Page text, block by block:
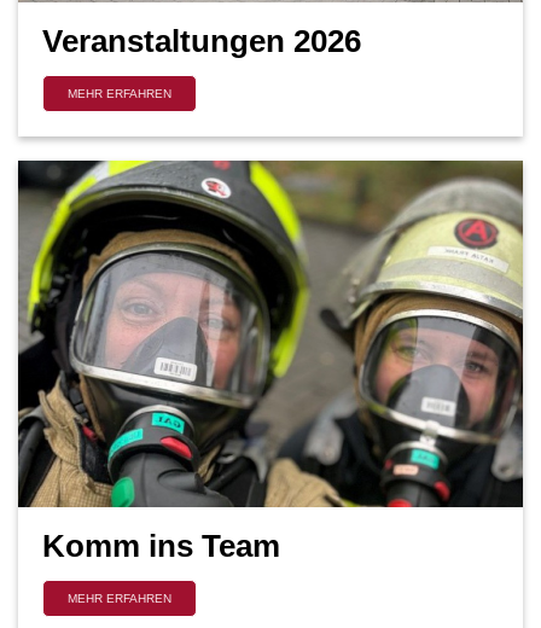
Veranstaltungen 2026
MEHR ERFAHREN
Komm ins Team
MEHR ERFAHREN